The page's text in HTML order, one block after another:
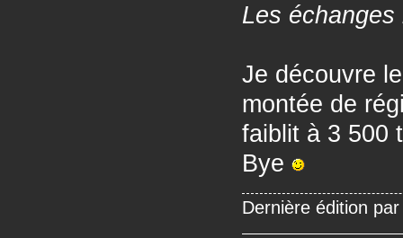
Les
Je découvre
montée de
faiblit à 3 500
Bye
Dernière édition